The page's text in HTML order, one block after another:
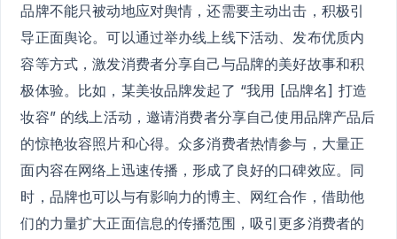
品牌不能只被动地应对舆情，还需要主动出击，积极引
导正面舆论。可以通过举办线上线下活动、发布优质内
容等方式，激发消费者分享自己与品牌的美好故事和积
极体验。比如，某美妆品牌发起了 “我用 [品牌名] 打造
妆容” 的线上活动，邀请消费者分享自己使用品牌产品后
的惊艳妆容照片和心得。众多消费者热情参与，大量正
面内容在网络上迅速传播，形成了良好的口碑效应。同
时，品牌也可以与有影响力的博主、网红合作，借助他
们的力量扩大正面信息的传播范围，吸引更多消费者的